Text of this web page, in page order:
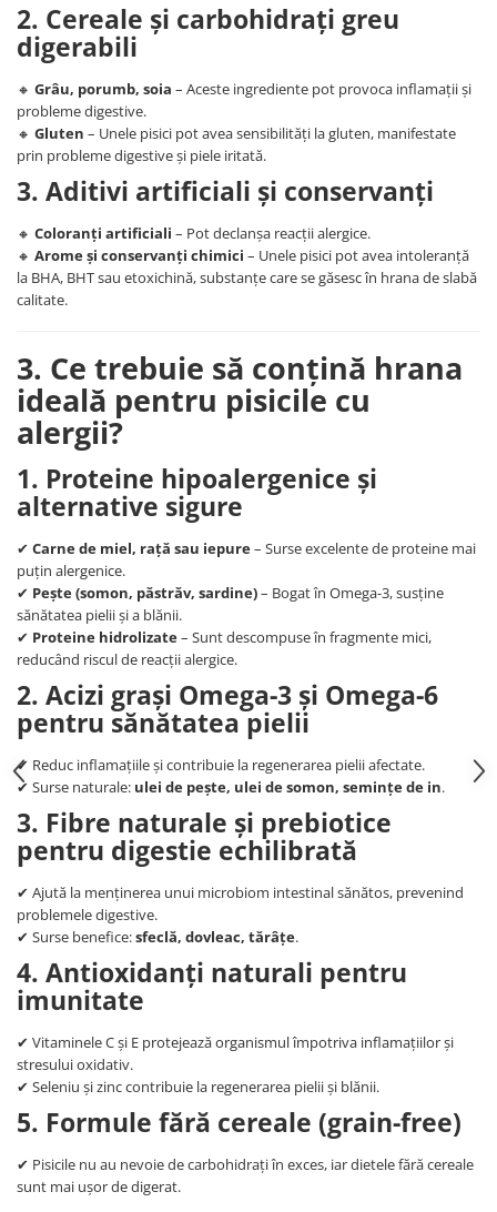
2. Cereale și carbohidrați greu
digerabili
🔸 Grâu, porumb, soia – Aceste ingrediente pot provoca inflamații și
probleme digestive.
🔸 Gluten – Unele pisici pot avea sensibilități la gluten, manifestate
prin probleme digestive și piele iritată.
3. Aditivi artificiali și conservanți
🔸 Coloranți artificiali – Pot declanșa reacții alergice.
🔸 Arome și conservanți chimici – Unele pisici pot avea intoleranță
la BHA, BHT sau etoxichină, substanțe care se găsesc în hrana de slabă
calitate.
3. Ce trebuie să conțină hrana
ideală pentru pisicile cu
alergii?
1. Proteine hipoalergenice și
alternative sigure
✔ Carne de miel, rață sau iepure– Surse excelente de proteine mai
puțin alergenice.
✔ Pește (somon, păstrăv, sardine)– Bogat în Omega-3, susține
sănătatea pielii și a blănii.
✔ Proteine hidrolizate– Sunt descompuse în fragmente mici,
reducând riscul de reacții alergice.
2. Acizi grași Omega-3 și Omega-6
pentru sănătatea pielii
✔ Reduc inflamațiile și contribuie la regenerarea pielii afectate.
✔ Surse naturale: ulei de pește, ulei de somon, semințe de in.
3. Fibre naturale și prebiotice
pentru digestie echilibrată
✔ Ajută la menținerea unui microbiom intestinal sănătos, prevenind
problemele digestive.
✔ Surse benefice:sfeclă, dovleac, tărâțe.
4. Antioxidanți naturali pentru
imunitate
✔ Vitaminele C și E protejează organismul împotriva inflamațiilor și
stresului oxidativ.
✔ Seleniu și zinc contribuie la regenerarea pielii și blănii.
5. Formule fără cereale (grain-free)
✔ Pisicile nu au nevoie de carbohidrați în exces, iar dietele fără cereale
sunt mai ușor de digerat.